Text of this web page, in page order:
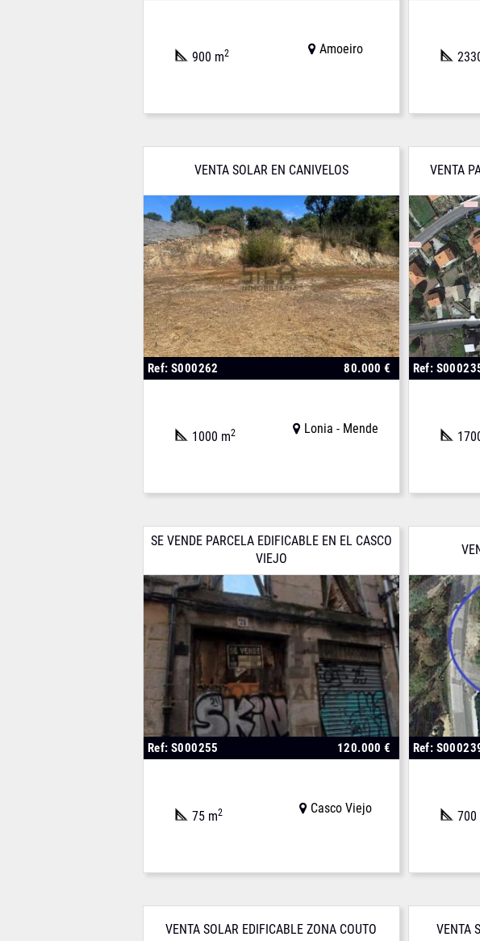
900 m2 Amoeiro
VENTA SOLAR EN CANIVELOS
Ref: S000262 80.000 €
1000 m2 Lonia - Mende
VENTA
Ref:
SE VENDE PARCELA EDIFICABLE EN EL CASCO
VIEJO
Ref: S000255 120.000 €
75 m2 Casco Viejo
Ref:
700
VENTA SOLAR EDIFICABLE ZONA COUTO VENTA